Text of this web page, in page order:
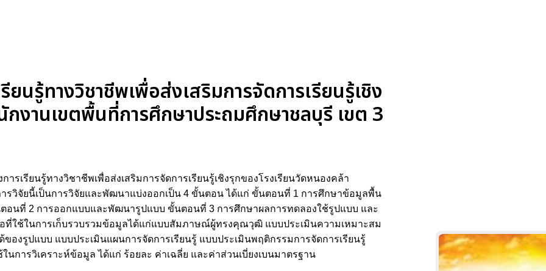
รู้ทางวิชาชีพเพื่อส่งเสริมการจัดการเรียนรู้เชิง
งานเขตพื้นที่การศึกษาประถมศึกษาชลบุรี เขต 3
เรียนรู้ทางวิชาชีพเพื่อส่งเสริมการจัดการเรียนรู้เชิงรุกของโรงเรียนวัดหนองคล้า
รวิจัยนี้เป็นการวิจัยและพัฒนาแบ่งออกเป็น 4 ขั้นตอน ได้แก่ ขั้นตอนที่ 1 การศึกษาข้อมูลพื้น
นที่ 2 การออกแบบและพัฒนารูปแบบ ขั้นตอนที่ 3 การศึกษาผลการทดลองใช้รูปแบบ และ
ที่ใช้ในการเก็บรวบรวมข้อมูลได้แก่แบบสัมภาษณ์ผู้ทรงคุณวุฒิ แบบประเมินความเหมาะสม
องรูปแบบ แบบประเมินแผนการจัดการเรียนรู้ แบบประเมินพฤติกรรมการจัดการเรียนรู้
การวิเคราะห์ข้อมูล ได้แก่ ร้อยละ ค่าเฉลี่ย และค่าส่วนเบี่ยงเบนมาตรฐาน